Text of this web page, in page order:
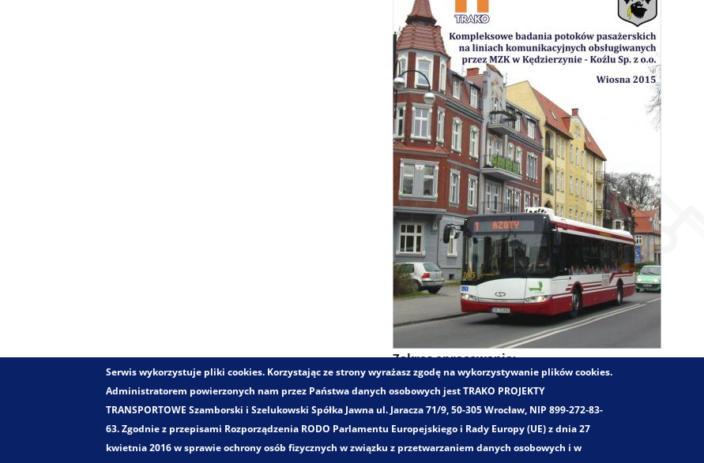
Zakres opracowania:
Badania popytu komunikacji zbiorowej
Badania struktury biletowej
Optymalizacja oferty przewozowej oraz koncepcje rozwoju
Wyznaczanie rentowności przewozów pasażerskich oraz
komunikacji miejskiej
Serwis wykorzystuje pliki cookies. Korzystając ze strony wyrażasz zgodę na wykorzystywanie plików cookies.
Administratorem powierzonych nam przez Państwa danych osobowych jest TRAKO PROJEKTY
TRANSPORTOWE Szamborski i Szelukowski Spółka Jawna ul. Jaracza 71/9, 50-305 Wrocław, NIP 899-272-83-
63. Zgodnie z przepisami Rozporządzenia RODO Parlamentu Europejskiego i Rady Europy (UE) z dnia 27
kwietnia 2016 w sprawie ochrony osób fizycznych w związku z przetwarzaniem danych osobowych i w